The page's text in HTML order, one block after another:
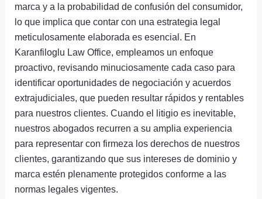
marca y a la probabilidad de confusión del consumidor,
lo que implica que contar con una estrategia legal
meticulosamente elaborada es esencial. En
Karanfiloglu Law Office, empleamos un enfoque
proactivo, revisando minuciosamente cada caso para
identificar oportunidades de negociación y acuerdos
extrajudiciales, que pueden resultar rápidos y rentables
para nuestros clientes. Cuando el litigio es inevitable,
nuestros abogados recurren a su amplia experiencia
para representar con firmeza los derechos de nuestros
clientes, garantizando que sus intereses de dominio y
marca estén plenamente protegidos conforme a las
normas legales vigentes.